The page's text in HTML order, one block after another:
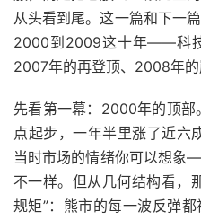
从头看到尾。这一篇和下一
2000到2009这十年——科技
2007年的再登顶、2008年的
先看第一幕：2000年的顶
点起步，一年半里涨了近六
当时市场的情绪你可以想象
不一样。但从几何结构看，
规矩”：熊市的每一波反弹都